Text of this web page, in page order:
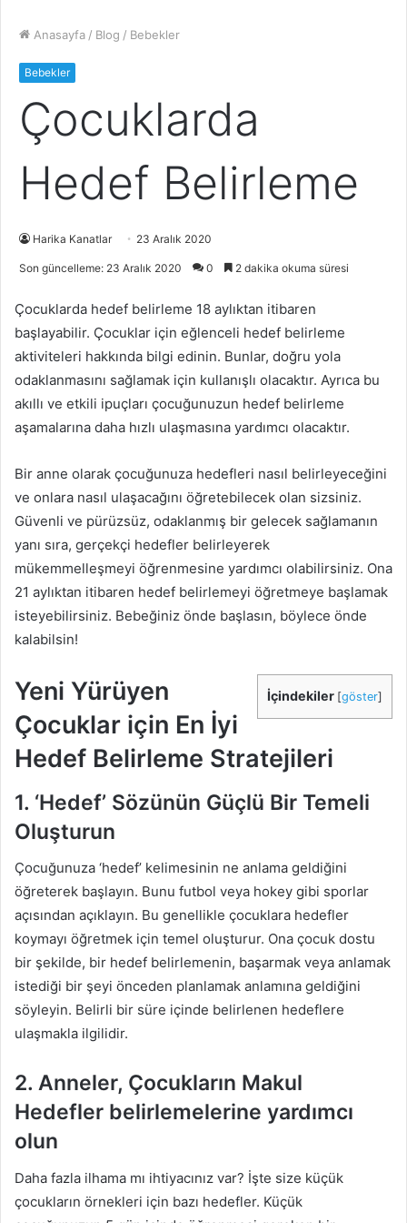
Anasayfa / Blog / Bebekler
Bebekler
Çocuklarda
Hedef Belirleme
Harika Kanatlar 23 Aralık 2020
Son güncelleme: 23 Aralık 2020 0 2 dakika okuma süresi
Çocuklarda hedef belirleme 18 aylıktan itibaren
başlayabilir. Çocuklar için eğlenceli hedef belirleme
aktiviteleri hakkında bilgi edinin. Bunlar, doğru yola
odaklanmasını sağlamak için kullanışlı olacaktır. Ayrıca bu
akıllı ve etkili ipuçları çocuğunuzun hedef belirleme
aşamalarına daha hızlı ulaşmasına yardımcı olacaktır.
Bir anne olarak çocuğunuza hedefleri nasıl belirleyeceğini
ve onlara nasıl ulaşacağını öğretebilecek olan sizsiniz.
Güvenli ve pürüzsüz, odaklanmış bir gelecek sağlamanın
yanı sıra, gerçekçi hedefler belirleyerek
mükemmelleşmeyi öğrenmesine yardımcı olabilirsiniz. Ona
21 aylıktan itibaren hedef belirlemeyi öğretmeye başlamak
isteyebilirsiniz. Bebeğiniz önde başlasın, böylece önde
kalabilsin!
İçindekiler [göster]
Yeni Yürüyen
Çocuklar için En İyi
Hedef Belirleme Stratejileri
1. ‘Hedef’ Sözünün Güçlü Bir Temeli
Oluşturun
Çocuğunuza ‘hedef’ kelimesinin ne anlama geldiğini
öğreterek başlayın. Bunu futbol veya hokey gibi sporlar
açısından açıklayın. Bu genellikle çocuklara hedefler
koymayı öğretmek için temel oluşturur. Ona çocuk dostu
bir şekilde, bir hedef belirlemenin, başarmak veya anlamak
istediği bir şeyi önceden planlamak anlamına geldiğini
söyleyin. Belirli bir süre içinde belirlenen hedeflere
ulaşmakla ilgilidir.
2. Anneler, Çocukların Makul
Hedefler belirlemelerine yardımcı
olun
Daha fazla ilhama mı ihtiyacınız var? İşte size küçük
çocukların örnekleri için bazı hedefler. Küçük